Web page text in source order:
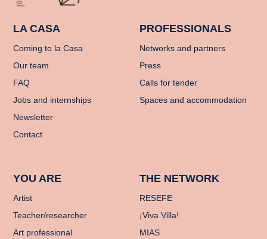
LA CASA
Coming to la Casa
Our team
FAQ
Jobs and internships
Newsletter
Contact
PROFESSIONALS
Networks and partners
Press
Calls for tender
Spaces and accommodation
YOU ARE
Artist
Teacher/researcher
Art professional
THE NETWORK
RESEFE
¡Viva Villa!
MIAS